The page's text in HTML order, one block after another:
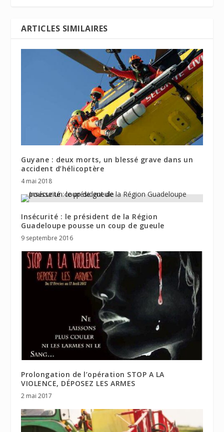
ARTICLES SIMILAIRES
Guyane : deux morts, un blessé grave dans un
accident d’hélicoptère
4 mai 2018
Insécurité : le président de la Région
Guadeloupe pousse un coup de gueule
9 septembre 2016
Prolongation de l’opération STOP A LA
VIOLENCE, DÉPOSEZ LES ARMES
2 mai 2017